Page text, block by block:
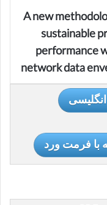
A new
sustainable
performance
network data
انگلیسی
با فرمت ورد